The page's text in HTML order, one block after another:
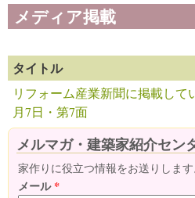
メディア掲載
タイトル
リフォーム産業新聞に掲載して
月7日・第7面
メルマガ・建築家紹介セン
家作りに役立つ情報をお送りします
メール*